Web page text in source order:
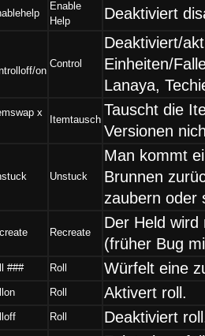
Enable
Help
Deaktiviert
on
Control
Deaktiviert/
Einheiten/
Lanaya,
x
Itemtausch
Tauscht die
Versionen
Unstuck
Man kommt
Brunnen
zaubern oder
Recreate
Der Held wird
(früher Bug
### Roll Würfelt eine
Roll Aktivert roll.
Roll Deaktiviert